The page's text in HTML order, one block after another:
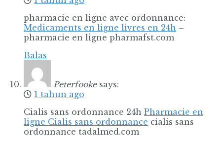
pharmacie en ligne avec ordonnance:
Medicaments en ligne livres en 24h –
pharmacie en ligne pharmafst.com
Balas
Peterfooke says:
1 tahun ago
Cialis sans ordonnance 24h Pharmacie en
ligne Cialis sans ordonnance cialis sans
ordonnance tadalmed.com